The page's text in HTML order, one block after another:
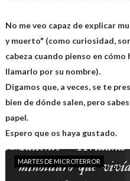
No me veo capaz de explicar
y muerto" (como curiosidad,
cabeza cuando pienso en
llamarlo por su nombre).
Digamos que, a veces, se te
bien de dónde salen, pero
papel.
Espero que os haya gustado.
MARTES DE MICROTERROR